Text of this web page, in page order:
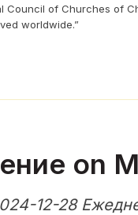
Council of Churches of
worldwide.”
on
12-28